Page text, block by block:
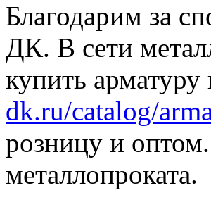
Благодарим за
ДК. В сети
купить
dk.ru/catalog/
розницу и
металлопроката.